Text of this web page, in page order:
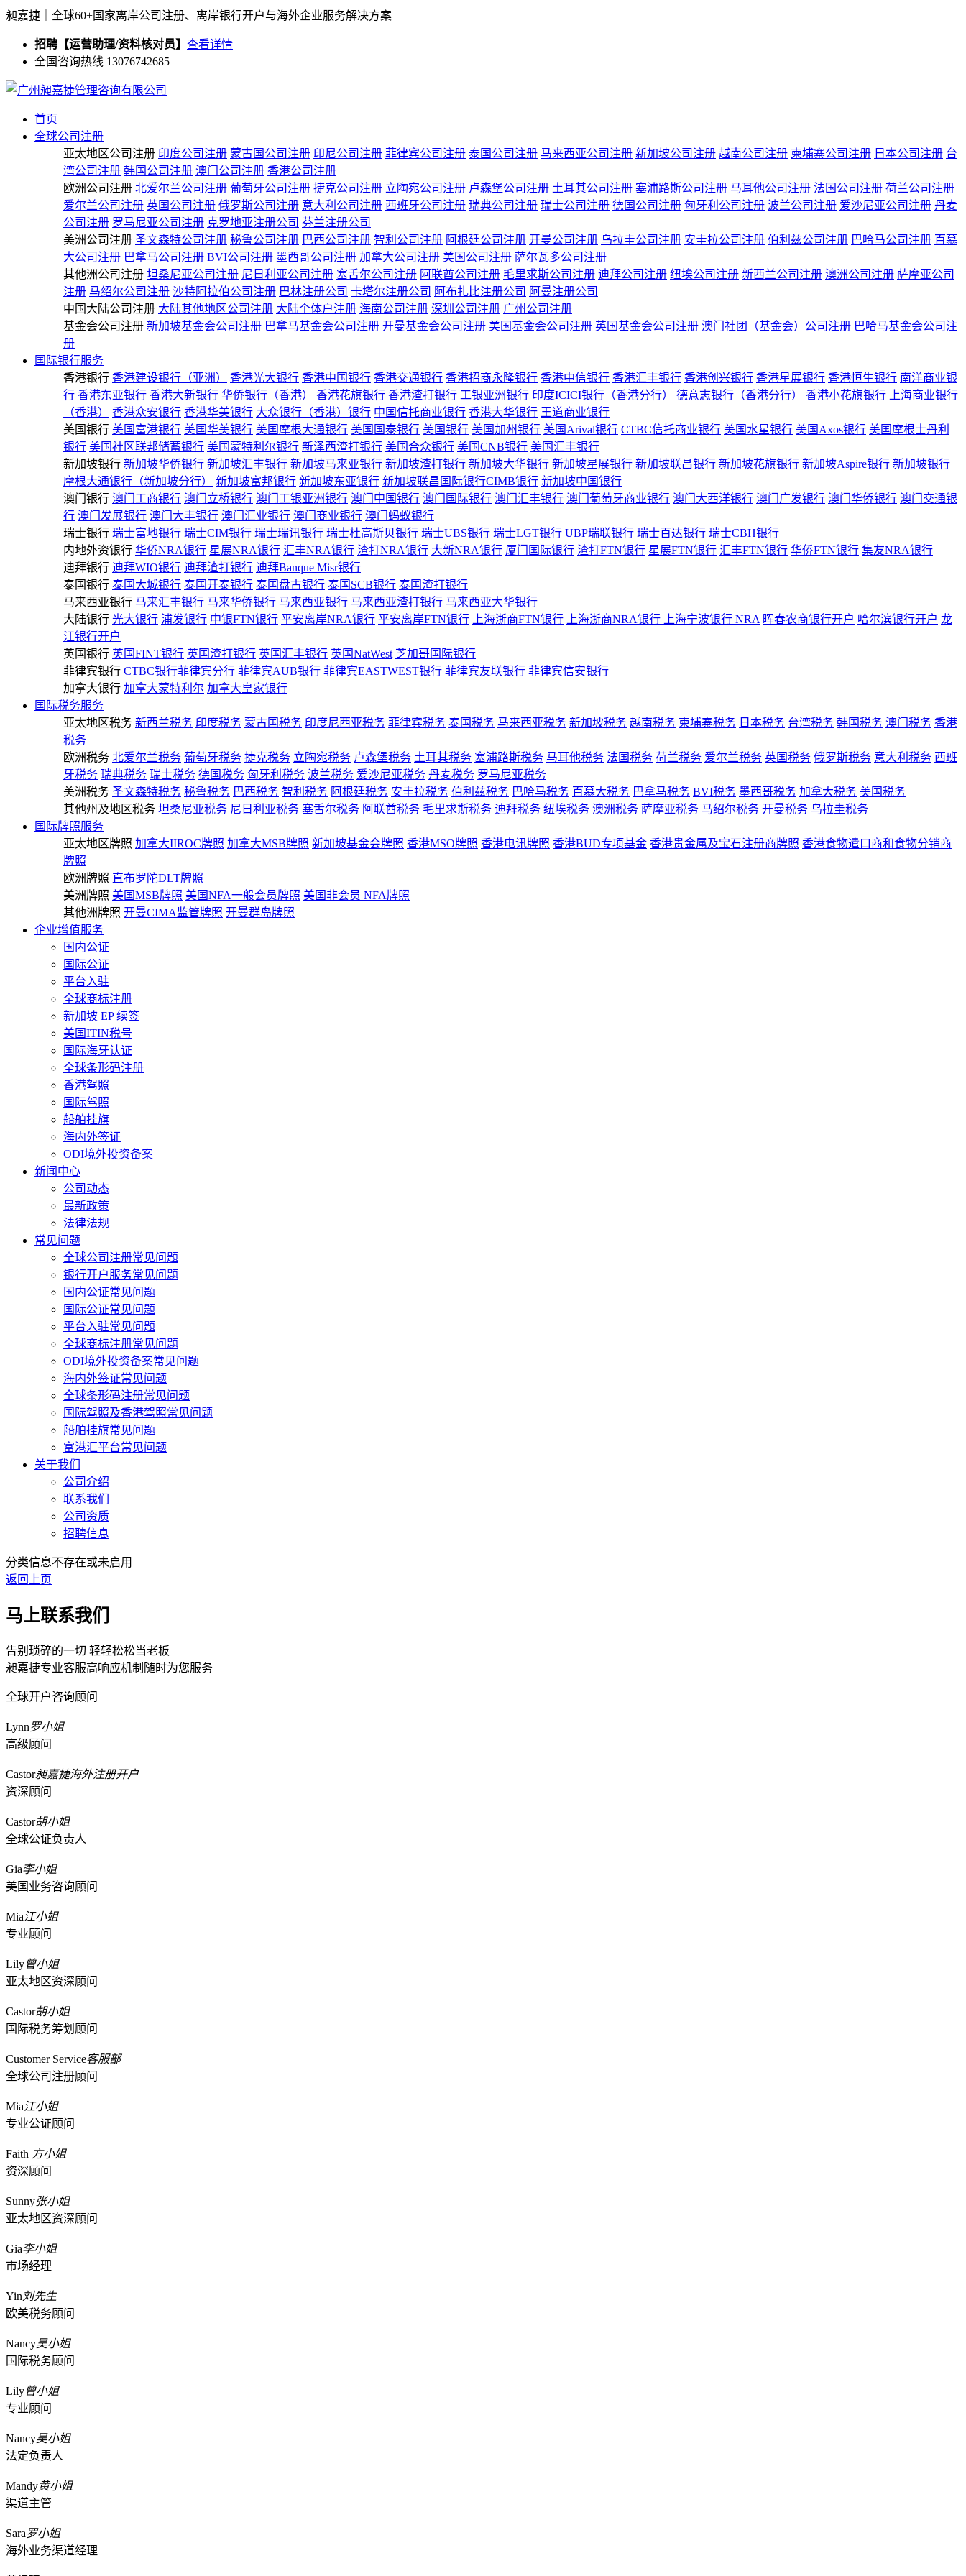
昶嘉捷｜全球60+国家离岸公司注册、离岸银行开户与海外企业服务解决方案
招聘【运营助理/资料核对员】 查看详情
全国咨询热线 13076742685
首页
全球公司注册
亚太地区公司注册 印度公司注册 蒙古国公司注册 印尼公司注册 菲律宾公司注册 泰国公司注册 马来西亚公司注册 新加坡公司注册 越南公司注册 柬埔寨公司注册 日本公司注册 台
湾公司注册 韩国公司注册 澳门公司注册 香港公司注册
欧洲公司注册 北爱尔兰公司注册 葡萄牙公司注册 捷克公司注册 立陶宛公司注册 卢森堡公司注册 土耳其公司注册 塞浦路斯公司注册 马耳他公司注册 法国公司注册 荷兰公司注册
爱尔兰公司注册 英国公司注册 俄罗斯公司注册 意大利公司注册 西班牙公司注册 瑞典公司注册 瑞士公司注册 德国公司注册 匈牙利公司注册 波兰公司注册 爱沙尼亚公司注册 丹麦
公司注册 罗马尼亚公司注册 克罗地亚注册公司 芬兰注册公司
美洲公司注册 圣文森特公司注册 秘鲁公司注册 巴西公司注册 智利公司注册 阿根廷公司注册 开曼公司注册 乌拉圭公司注册 安圭拉公司注册 伯利兹公司注册 巴哈马公司注册 百慕
大公司注册 巴拿马公司注册 BVI公司注册 墨西哥公司注册 加拿大公司注册 美国公司注册 萨尔瓦多公司注册
其他洲公司注册 坦桑尼亚公司注册 尼日利亚公司注册 塞舌尔公司注册 阿联酋公司注册 毛里求斯公司注册 迪拜公司注册 纽埃公司注册 新西兰公司注册 澳洲公司注册 萨摩亚公司
注册 马绍尔公司注册 沙特阿拉伯公司注册 巴林注册公司 卡塔尔注册公司 阿布扎比注册公司 阿曼注册公司
中国大陆公司注册 大陆其他地区公司注册 大陆个体户注册 海南公司注册 深圳公司注册 广州公司注册
基金会公司注册 新加坡基金会公司注册 巴拿马基金会公司注册 开曼基金会公司注册 美国基金会公司注册 英国基金会公司注册 澳门社团（基金会）公司注册 巴哈马基金会公司注
册
国际银行服务
香港银行 香港建设银行（亚洲） 香港光大银行 香港中国银行 香港交通银行 香港招商永隆银行 香港中信银行 香港汇丰银行 香港创兴银行 香港星展银行 香港恒生银行 南洋商业银
行 香港东亚银行 香港大新银行 华侨银行（香港） 香港花旗银行 香港渣打银行 工银亚洲银行 印度ICICI银行（香港分行） 德意志银行（香港分行） 香港小花旗银行
上海商业银行
（香港）
香港众安银行 香港华美银行 大众银行（香港）银行 中国信托商业银行 香港大华银行 王道商业银行
美国银行 美国富港银行 美国华美银行 美国摩根大通银行 美国国泰银行 美国银行 美国加州银行 美国Arival银行 CTBC信托商业银行 美国水星银行 美国Axos银行 美国摩根士丹利
银行 美国社区联邦储蓄银行 美国蒙特利尔银行 新泽西渣打银行 美国合众银行 美国CNB银行 美国汇丰银行
新加坡银行 新加坡华侨银行 新加坡汇丰银行 新加坡马来亚银行 新加坡渣打银行 新加坡大华银行 新加坡星展银行 新加坡联昌银行 新加坡花旗银行 新加坡Aspire银行 新加坡银行
摩根大通银行（新加坡分行）
新加坡富邦银行 新加坡东亚银行 新加坡联昌国际银行CIMB银行 新加坡中国银行
澳门银行 澳门工商银行 澳门立桥银行 澳门工银亚洲银行 澳门中国银行 澳门国际银行 澳门汇丰银行 澳门葡萄牙商业银行 澳门大西洋银行 澳门广发银行 澳门华侨银行 澳门交通银
行 澳门发展银行 澳门大丰银行 澳门汇业银行 澳门商业银行 澳门蚂蚁银行
瑞士银行 瑞士富地银行 瑞士CIM银行 瑞士瑞讯银行 瑞士杜高斯贝银行 瑞士UBS银行 瑞士LGT银行 UBP瑞联银行 瑞士百达银行 瑞士CBH银行
内地外资银行 华侨NRA银行 星展NRA银行 汇丰NRA银行 渣打NRA银行 大新NRA银行 厦门国际银行 渣打FTN银行 星展FTN银行 汇丰FTN银行 华侨FTN银行 集友NRA银行
迪拜银行 迪拜WIO银行 迪拜渣打银行 迪拜Banque Misr银行
泰国银行 泰国大城银行 泰国开泰银行 泰国盘古银行 泰国SCB银行 泰国渣打银行
马来西亚银行 马来汇丰银行 马来华侨银行 马来西亚银行 马来西亚渣打银行 马来西亚大华银行
大陆银行 光大银行 浦发银行 中银FTN银行 平安离岸NRA银行 平安离岸FTN银行 上海浙商FTN银行 上海浙商NRA银行 上海宁波银行 NRA 晖春农商银行开户 哈尔滨银行开户 龙
江银行开户
英国银行 英国FINT银行 英国渣打银行 英国汇丰银行 英国NatWest 芝加哥国际银行
菲律宾银行 CTBC银行菲律宾分行 菲律宾AUB银行 菲律宾EASTWEST银行 菲律宾友联银行 菲律宾信安银行
加拿大银行 加拿大蒙特利尔 加拿大皇家银行
国际税务服务
亚太地区税务 新西兰税务 印度税务 蒙古国税务 印度尼西亚税务 菲律宾税务 泰国税务 马来西亚税务 新加坡税务 越南税务 柬埔寨税务 日本税务 台湾税务 韩国税务 澳门税务 香港
税务
欧洲税务 北爱尔兰税务 葡萄牙税务 捷克税务 立陶宛税务 卢森堡税务 土耳其税务 塞浦路斯税务 马耳他税务 法国税务 荷兰税务 爱尔兰税务 英国税务 俄罗斯税务 意大利税务 西班
牙税务 瑞典税务 瑞士税务 德国税务 匈牙利税务 波兰税务 爱沙尼亚税务 丹麦税务 罗马尼亚税务
美洲税务 圣文森特税务 秘鲁税务 巴西税务 智利税务 阿根廷税务 安圭拉税务 伯利兹税务 巴哈马税务 百慕大税务 巴拿马税务 BVI税务 墨西哥税务 加拿大税务 美国税务
其他州及地区税务 坦桑尼亚税务 尼日利亚税务 塞舌尔税务 阿联酋税务 毛里求斯税务 迪拜税务 纽埃税务 澳洲税务 萨摩亚税务 马绍尔税务 开曼税务 乌拉圭税务
国际牌照服务
亚太地区牌照 加拿大IIROC牌照 加拿大MSB牌照 新加坡基金会牌照 香港MSO牌照 香港电讯牌照 香港BUD专项基金 香港贵金属及宝石注册商牌照 香港食物遣口商和食物分销商
牌照
欧洲牌照 直布罗陀DLT牌照
美洲牌照 美国MSB牌照 美国NFA一般会员牌照 美国非会员 NFA牌照
其他洲牌照 开曼CIMA监管牌照 开曼群岛牌照
企业增值服务
国内公证
国际公证
平台入驻
全球商标注册
新加坡 EP 续签
美国ITIN税号
国际海牙认证
全球条形码注册
香港驾照
国际驾照
船舶挂旗
海内外签证
ODI境外投资备案
新闻中心
公司动态
最新政策
法律法规
常见问题
全球公司注册常见问题
银行开户服务常见问题
国内公证常见问题
国际公证常见问题
平台入驻常见问题
全球商标注册常见问题
ODI境外投资备案常见问题
海内外签证常见问题
全球条形码注册常见问题
国际驾照及香港驾照常见问题
船舶挂旗常见问题
富港汇平台常见问题
关于我们
公司介绍
联系我们
公司资质
招聘信息
分类信息不存在或未启用
返回上页
马上联系我们
告别琐碎的一切 轻轻松松当老板
昶嘉捷专业客服高响应机制随时为您服务
全球开户咨询顾问
Lynn罗小姐
高级顾问
Castor昶嘉捷海外注册开户
资深顾问
Castor胡小姐
全球公证负责人
Gia李小姐
美国业务咨询顾问
Mia江小姐
专业顾问
Lily曾小姐
亚太地区资深顾问
Castor胡小姐
国际税务筹划顾问
Customer Service客服部
全球公司注册顾问
Mia江小姐
专业公证顾问
Faith 方小姐
资深顾问
Sunny张小姐
亚太地区资深顾问
Gia李小姐
市场经理
Yin 刘先生
欧美税务顾问
Nancy吴小姐
国际税务顾问
Lily曾小姐
专业顾问
Nancy吴小姐
法定负责人
Mandy黄小姐
渠道主管
Sara罗小姐
海外业务渠道经理